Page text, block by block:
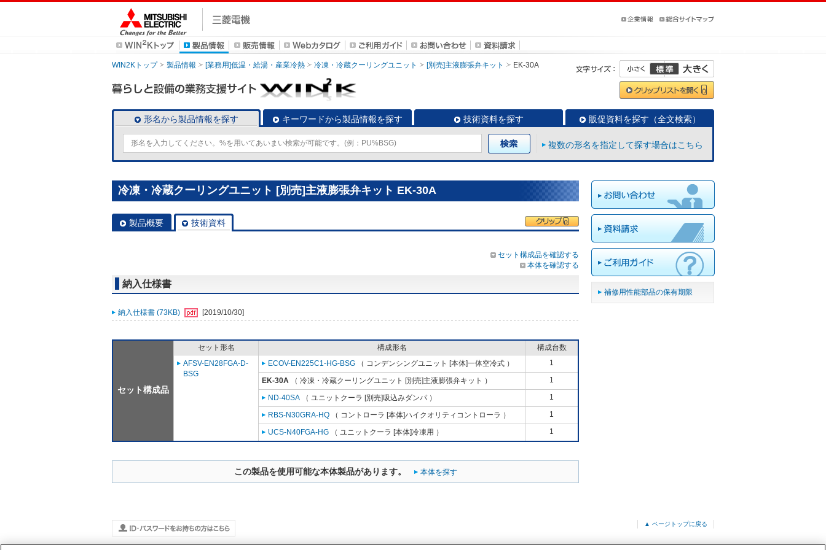
WIN2Kトップ 製品情報 [業務用]低温・給湯・産業冷熱 冷凍・冷蔵クーリングユニット [別売]主液膨張弁キット EK-30A
形名から製品情報を探す キーワードから製品情報を探す 技術資料を探す 販促資料を探す（全文検索）
複数の形名を指定して探す場合はこちら
冷凍・冷蔵クーリングユニット [別売]主液膨張弁キット EK-30A
製品概要 技術資料
セット構成品を確認する
本体を確認する
納入仕様書
納入仕様書 (73KB) [2019/10/30]
セット構成品
セット形名 構成形名
構成台数
AFSV-EN28FGA-D-
BSG
ECOV-EN225C1-HG-BSG （ コンデンシングユニット [本体]一体空冷式 ） 1
EK-30A （ 冷凍・冷蔵クーリングユニット [別売]主液膨張弁キット ） 1
ND-40SA （ ユニットクーラ [別売]吸込みダンパ ） 1
RBS-N30GRA-HQ （ コントローラ [本体]ハイクオリティコントローラ ） 1
UCS-N40FGA-HG （ ユニットクーラ [本体]冷凍用 ） 1
この製品を使用可能な本体製品があります。 本体を探す
補修用性能部品の保有期限
▲ ページトップに戻る